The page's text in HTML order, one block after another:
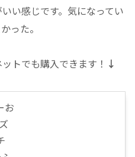
い感じです。気になってい
った。
トでも購入できます！ ↓
お